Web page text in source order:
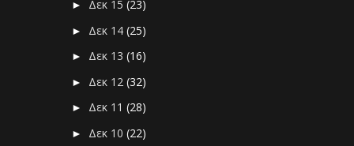
► Δεκ 15(23)
► Δεκ 14(25)
► Δεκ 13(16)
► Δεκ 12(32)
► Δεκ 11(28)
► Δεκ 10(22)